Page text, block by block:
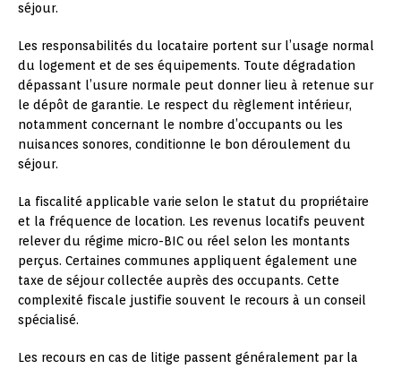
séjour.
Les responsabilités du locataire portent sur l’usage normal
du logement et de ses équipements. Toute dégradation
dépassant l’usure normale peut donner lieu à retenue sur
le dépôt de garantie. Le respect du règlement intérieur,
notamment concernant le nombre d’occupants ou les
nuisances sonores, conditionne le bon déroulement du
séjour.
La fiscalité applicable varie selon le statut du propriétaire
et la fréquence de location. Les revenus locatifs peuvent
relever du régime micro-BIC ou réel selon les montants
perçus. Certaines communes appliquent également une
taxe de séjour collectée auprès des occupants. Cette
complexité fiscale justifie souvent le recours à un conseil
spécialisé.
Les recours en cas de litige passent généralement par la